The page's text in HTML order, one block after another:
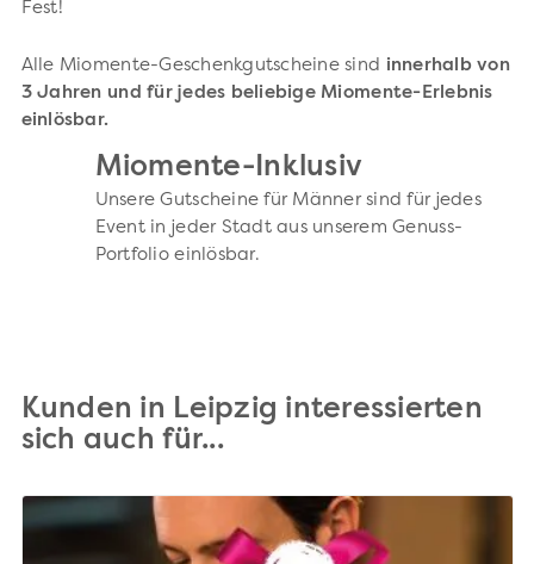
Fest!
Alle Miomente-Geschenkgutscheine sind innerhalb von
3 Jahren und für jedes beliebige Miomente-Erlebnis
einlösbar.
Miomente-Inklusiv
Unsere Gutscheine für Männer sind für jedes
Event in jeder Stadt aus unserem Genuss-
Portfolio einlösbar.
Kunden in Leipzig interessierten
sich auch für...